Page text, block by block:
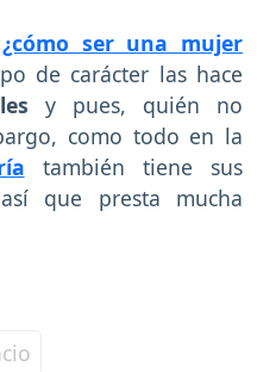
¿cómo ser una mujer
de carácter las hace
y pues, quién no
como todo en la
también tiene sus
que presta mucha